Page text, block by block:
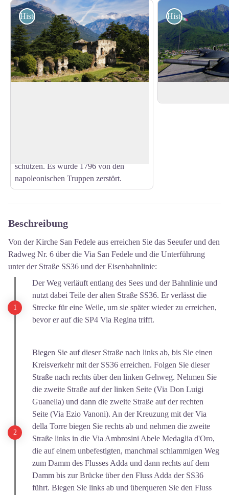
Historisch
schützen. Es wurde 1796 von den
napoleonischen Truppen zerstört.
Historisch
Beschreibung
Von der Kirche San Fedele aus erreichen Sie das Seeufer und den
Radweg Nr. 6 über die Via San Fedele und die Unterführung
unter der Straße SS36 und der Eisenbahnlinie:
Der Weg verläuft entlang des Sees und der Bahnlinie und
nutzt dabei Teile der alten Straße SS36. Er verlässt die
Strecke für eine Weile, um sie später wieder zu erreichen,
bevor er auf die SP4 Via Regina trifft.
Biegen Sie auf dieser Straße nach links ab, bis Sie einen
Kreisverkehr mit der SS36 erreichen. Folgen Sie dieser
Straße nach rechts über den linken Gehweg. Nehmen Sie
die zweite Straße auf der linken Seite (Via Don Luigi
Guanella) und dann die zweite Straße auf der rechten
Seite (Via Ezio Vanoni). An der Kreuzung mit der Via
della Torre biegen Sie rechts ab und nehmen die zweite
Straße links in die Via Ambrosini Abele Medaglia d'Oro,
die auf einem unbefestigten, manchmal schlammigen Weg
zum Damm des Flusses Adda und dann rechts auf dem
Damm bis zur Brücke über den Fluss Adda der SS36
führt. Biegen Sie links ab und überqueren Sie den Fluss